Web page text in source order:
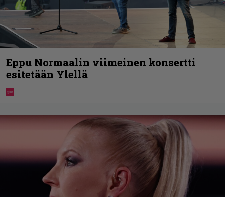
Eppu Normaalin viimeinen konsertti
esitetään Ylellä